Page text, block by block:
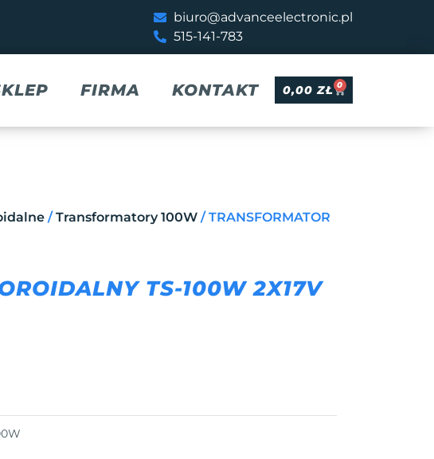
biuro@advanceelectronic.pl
515-141-783
FIRMA KONTAKT 0,00ZŁ 0
/Transformatory 100W/ TRANSFORMATOR
TS-100W 2X17V